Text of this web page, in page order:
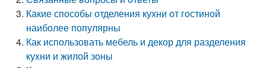
Какие способы отделения кухни от гостиной
наиболее популярны
Как использовать мебель и декор для разделения
кухни и жилой зоны